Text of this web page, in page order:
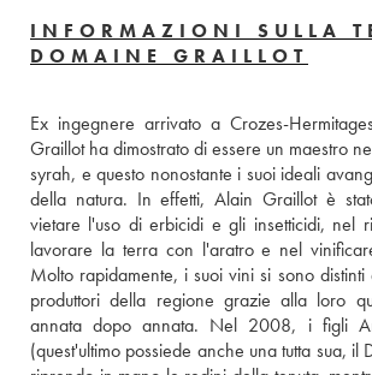
INFORMAZIONI SULLA
DOMAINE GRAILLOT
Ex ingegnere arrivato a Crozes-
Graillot ha dimostrato di essere un maestro
syrah, e questo nonostante i suoi ideali
della natura. In effetti, Alain Graillot è
vietare l'uso di erbicidi e gli insetticidi, nel
lavorare la terra con l'aratro e nel
Molto rapidamente, i suoi vini si sono
produttori della regione grazie alla loro
annata dopo annata. Nel 2008, i figli
(quest'ultimo possiede anche una tutta sua, il